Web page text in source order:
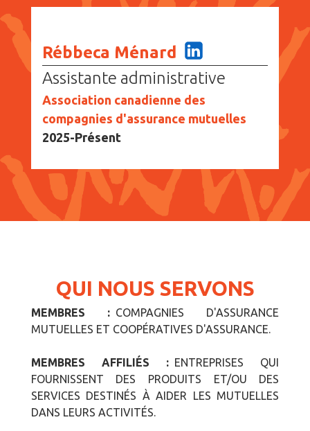
Rébbeca Ménard
Assistante administrative
Association canadienne des
compagnies d'assurance mutuelles
2025-Présent
QUI NOUS SERVONS
MEMBRES : COMPAGNIES D'ASSURANCE
MUTUELLES ET COOPÉRATIVES D'ASSURANCE.
MEMBRES AFFILIÉS : ENTREPRISES QUI
FOURNISSENT DES PRODUITS ET/OU DES
SERVICES DESTINÉS À AIDER LES MUTUELLES
DANS LEURS ACTIVITÉS.